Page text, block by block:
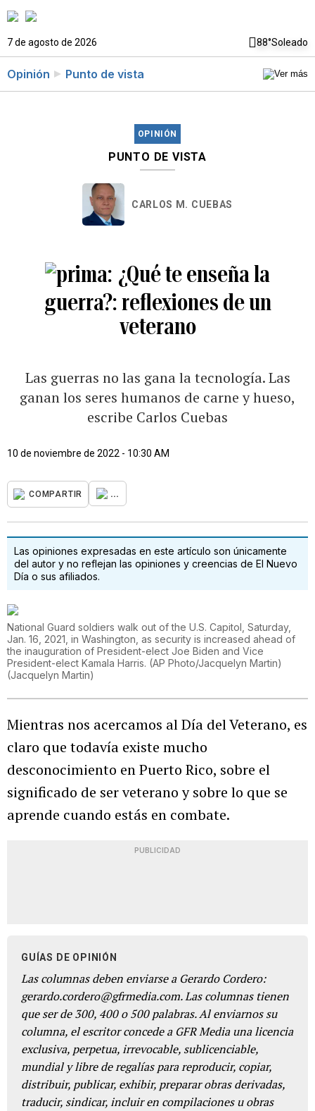
7 de agosto de 2026 88°Soleado
Opinión Punto de vista
OPINIÓN
PUNTO DE VISTA
CARLOS M. CUEBAS
¿Qué te enseña la
guerra?: reflexiones de un
veterano
Las guerras no las gana la tecnología. Las
ganan los seres humanos de carne y hueso,
escribe Carlos Cuebas
10 de noviembre de 2022 - 10:30 AM
COMPARTIR ...
Las opiniones expresadas en este artículo son únicamente
del autor y no reflejan las opiniones y creencias de El Nuevo
Día o sus afiliados.
National Guard soldiers walk out of the U.S. Capitol, Saturday,
Jan. 16, 2021, in Washington, as security is increased ahead of
the inauguration of President-elect Joe Biden and Vice
President-elect Kamala Harris. (AP Photo/Jacquelyn Martin)
(Jacquelyn Martin)
Mientras nos acercamos al Día del Veterano, es
claro que todavía existe mucho
desconocimiento en Puerto Rico, sobre el
significado de ser veterano y sobre lo que se
aprende cuando estás en combate.
PUBLICIDAD
GUÍAS DE OPINIÓN
Las columnas deben enviarse a Gerardo Cordero:
gerardo.cordero@gfrmedia.com. Las columnas tienen
que ser de 300, 400 o 500 palabras. Al enviarnos su
columna, el escritor concede a GFR Media una licencia
exclusiva, perpetua, irrevocable, sublicenciable,
mundial y libre de regalías para reproducir, copiar,
distribuir, publicar, exhibir, preparar obras derivadas,
traducir, sindicar, incluir en compilaciones u obras